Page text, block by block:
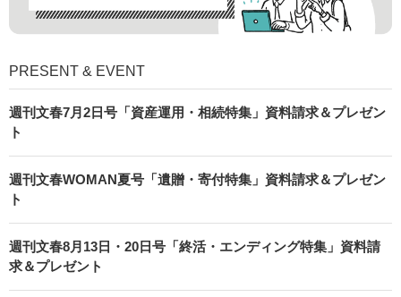
PRESENT & EVENT
週刊文春7月2日号「資産運用・相続特集」資料請求＆プレゼン
ト
週刊文春WOMAN夏号「遺贈・寄付特集」資料請求＆プレゼン
ト
週刊文春8月13日・20日号「終活・エンディング特集」資料請
求＆プレゼント